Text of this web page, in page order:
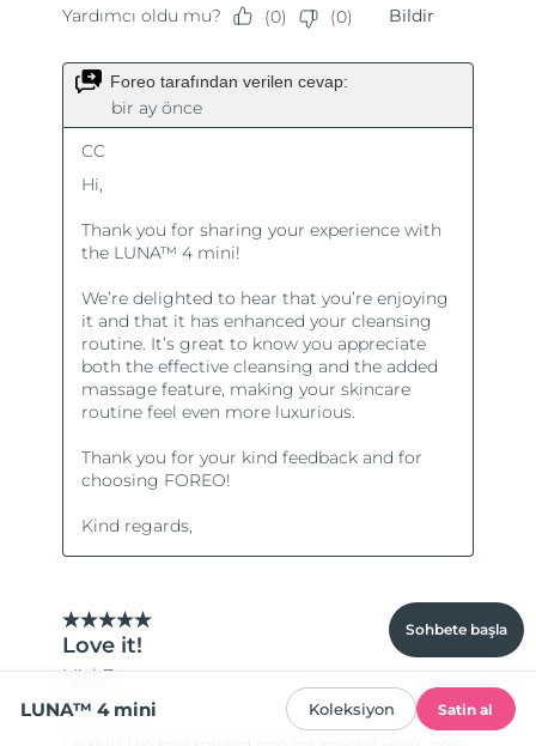
Sohbete başla
LUNA™ 4 mini Koleksiyon Satin al